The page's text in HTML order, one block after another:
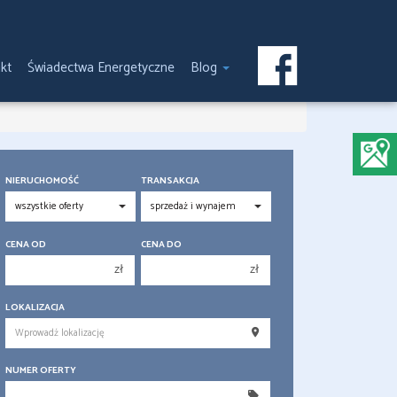
Świadectwa Energetyczne Blog
NIERUCHOMOŚĆ TRANSAKCJA
CENA OD
zł
250 000 zł
300 000 zł
CENA DO
zł
250 000 zł
300 000 zł
LOKALIZACJA
NUMER OFERTY